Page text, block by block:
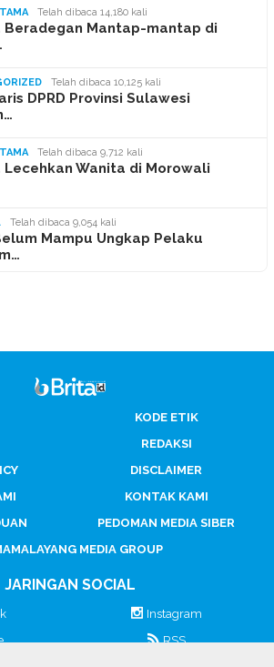
Telah dibaca 14,180 kali
Beradegan Mantap-mantap di
Telah dibaca 10,125 kali
DPRD Provinsi Sulawesi
Telah dibaca 9,712 kali
Lecehkan Wanita di Morowali
Telah dibaca 9,054 kali
Mampu Ungkap Pelaku
KODE ETIK
REDAKSI
DISCLAIMER
KONTAK KAMI
PEDOMAN MEDIA SIBER
MEDIA GROUP
JARINGAN SOCIAL
Instagram
RSS